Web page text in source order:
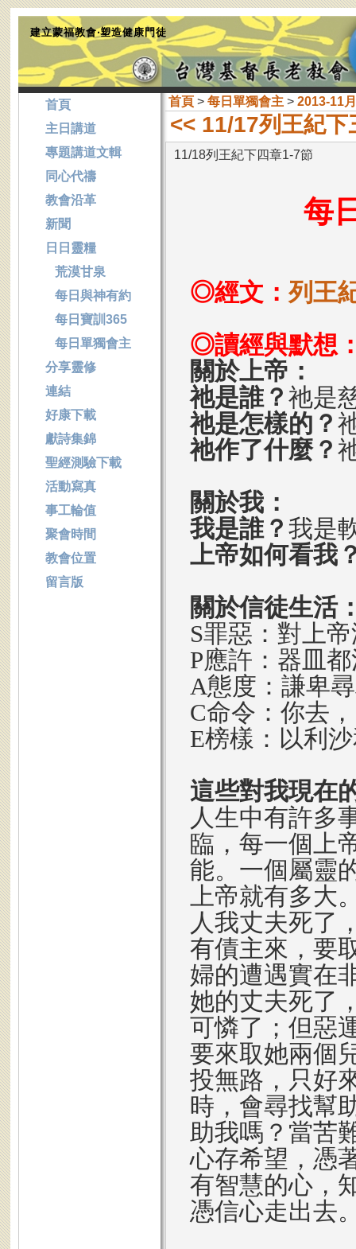
建立蒙福教會‧塑造健康門徒
首頁> 每日單獨會主> 2013-11月
<< 11/17列王紀下
11/18列王紀下四章1-7節
每
◎經文： 列王
◎讀經與默想
關於上帝：
祂是誰？ 祂是
祂是怎樣的？
祂作了什麼？
關於我：
我是誰？ 我是
上帝如何看我
關於信徒生活
S罪惡：對上
P應許：器皿
A態度：謙卑
C命令：你去
E榜樣：以利
這些對我現在
人生中有許多
臨，每一個上
能。一個屬靈
上帝就有多大
人我丈夫死了
有債主來，要
婦的遭遇實在
她的丈夫死了
可憐了；但惡
要來取她兩個
投無路，只好
時，會尋找幫
助我嗎？當苦
心存希望，憑
有智慧的心，
憑信心走出去
首頁
主日講道
專題講道文輯
同心代禱
教會沿革
新聞
日日靈糧
荒漠甘泉
每日與神有約
每日寶訓365
每日單獨會主
分享靈修
連結
好康下載
獻詩集錦
聖經測驗下載
活動寫真
事工輪值
聚會時間
教會位置
留言版